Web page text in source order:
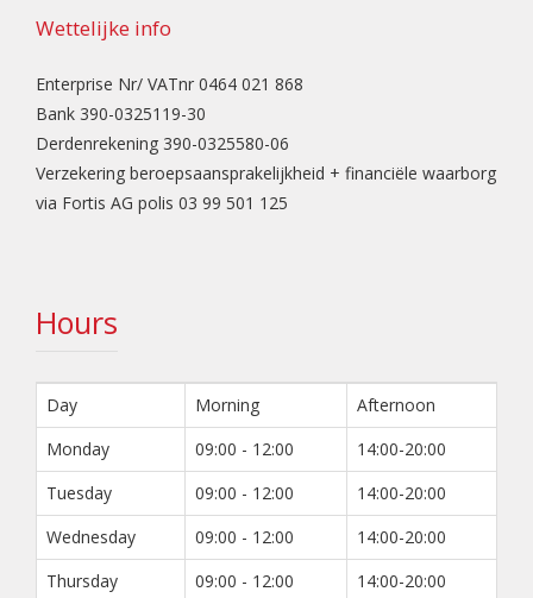
Wettelijke info
Enterprise Nr/ VATnr 0464 021 868
Bank 390-0325119-30
Derdenrekening 390-0325580-06
Verzekering beroepsaansprakelijkheid + financiële waarborg
via Fortis AG polis 03 99 501 125
Hours
Day Morning
Afternoon
Monday
09:00 - 12:00
14:00-20:00
Tuesday
09:00 - 12:00
14:00-20:00
Wednesday
09:00 - 12:00
14:00-20:00
Thursday
09:00 - 12:00
14:00-20:00